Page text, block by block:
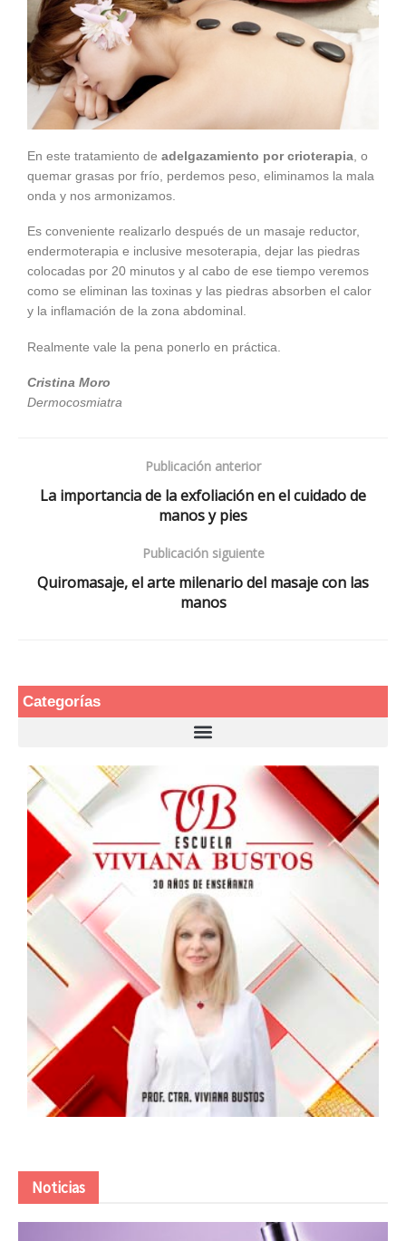
En este tratamiento de adelgazamiento por crioterapia , o
quemar grasas por frío, perdemos peso, eliminamos la mala
onda y nos armonizamos.
Es conveniente realizarlo después de un masaje reductor,
endermoterapia e inclusive mesoterapia, dejar las piedras
colocadas por 20 minutos y al cabo de ese tiempo veremos
como se eliminan las toxinas y las piedras absorben el calor
y la inflamación de la zona abdominal.
Realmente vale la pena ponerlo en práctica.
Cristina Moro
Dermocosmiatra
Publicación anterior
La importancia de la exfoliación en el cuidado de
manos y pies
Publicación siguiente
Quiromasaje, el arte milenario del masaje con las
manos
Categorías
Noticias